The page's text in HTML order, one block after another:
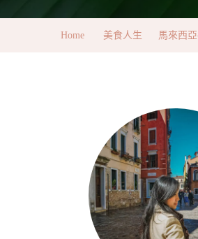
Home 美食人生 馬來西